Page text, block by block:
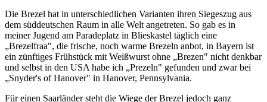
Die Brezel hat in unterschiedlichen Varianten ihren Siegeszug aus
dem süddeutschen Raum in alle Welt angetreten. So gab es in
meiner Jugend am Paradeplatz in Blieskastel täglich eine
„Brezelfraa", die frische, noch warme Brezeln anbot, in Bayern ist
ein zünftiges Frühstück mit Weißwurst ohne „Brezen" nicht denkbar
und selbst in den USA habe ich „Prezeln" gefunden und zwar bei
„Snyder's of Hanover" in Hanover, Pennsylvania.
Für einen Saarländer steht die Wiege der Brezel jedoch ganz